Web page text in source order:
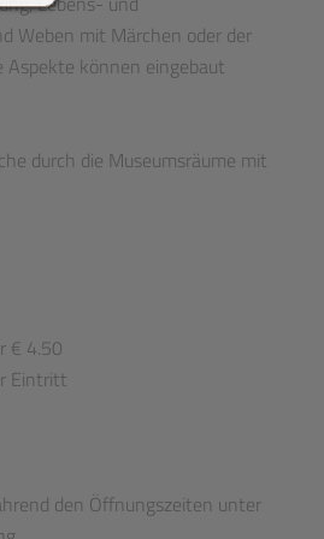
Weben mit Märchen oder der
können eingebaut
durch die Museumsräume mit
€ 4.50
Eintritt
den Öffnungszeiten unter